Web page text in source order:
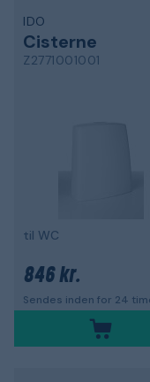
IDO
Cisterne
Z2771001001
til WC
846 kr.
Sendes inden for 24